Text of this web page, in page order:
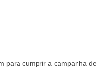
para cumprir a campanha de